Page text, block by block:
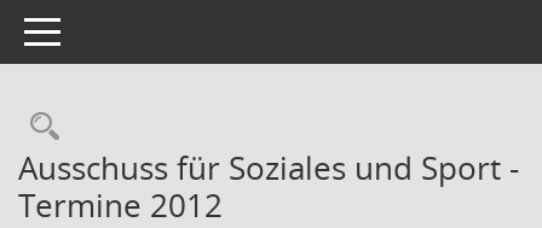
Toggle navigation
Rechercheauswahl
Ausschuss für Soziales und Sport -
Termine 2012